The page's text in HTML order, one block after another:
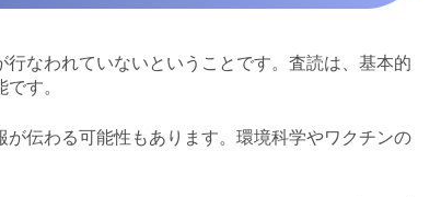
なわれていないということです。査読は、基本的
す。
伝わる可能性もあります。環境科学やワクチンの